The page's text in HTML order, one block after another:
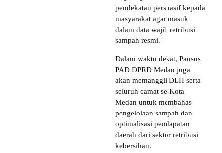
pendekatan persuasif kepada
masyarakat agar masuk
dalam data wajib retribusi
sampah resmi.
Dalam waktu dekat, Pansus
PAD DPRD Medan juga
akan memanggil DLH serta
seluruh camat se-Kota
Medan untuk membahas
pengelolaan sampah dan
optimalisasi pendapatan
daerah dari sektor retribusi
kebersihan.